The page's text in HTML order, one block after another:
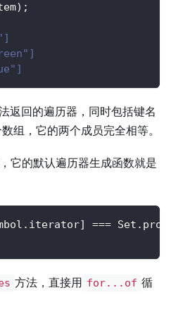
) ;
返回的遍历器，同时包括键名
组，它的两个成员完全相等。
它的默认遍历器生成函数就是
. iterator] === Set .
方法，直接用 for...of 循